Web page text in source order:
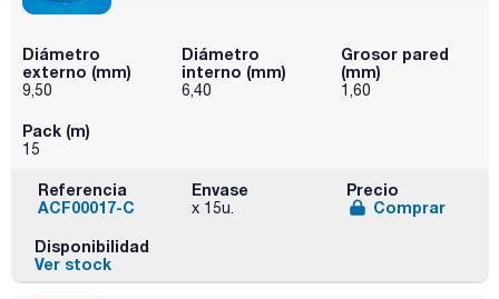
Diámetro
externo (mm)
9,50
Diámetro
interno (mm)
6,40
Grosor pared
(mm)
1,60
Pack (m)
15
Referencia
ACF00017-C
Envase
x 15u.
Precio
Comprar
Disponibilidad
Ver stock